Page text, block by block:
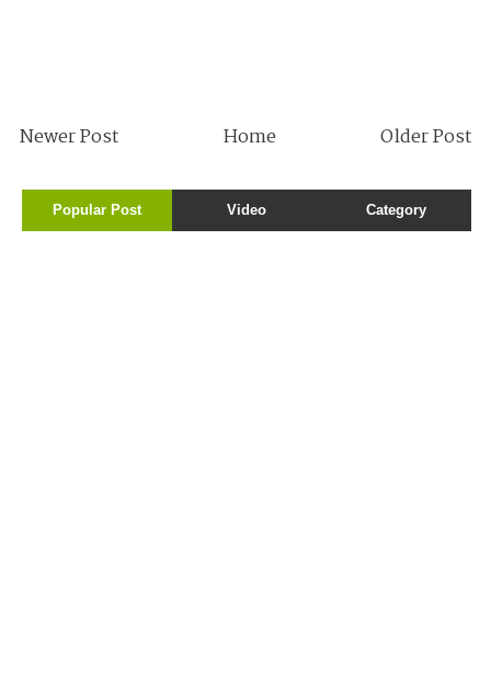
Newer Post Older Post
Home
Popular Post Video Category